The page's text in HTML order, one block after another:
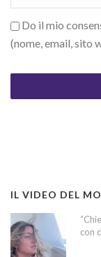
Do il mio
(nome, email, sito
IL VIDEO DEL
con